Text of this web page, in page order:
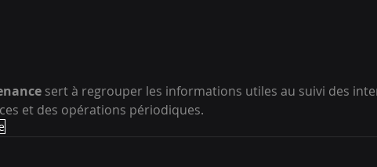
sert à regrouper les informations utiles au suivi des
et des opérations périodiques.